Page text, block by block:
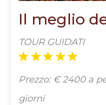
Il meglio
TOUR GUIDATI
Prezzo: € 2400 a
giorni